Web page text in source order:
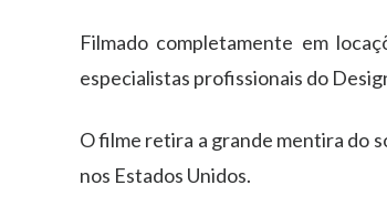
Filmado completamente em
especialistas profissionais do
O filme retira a grande mentira do
nos Estados Unidos.